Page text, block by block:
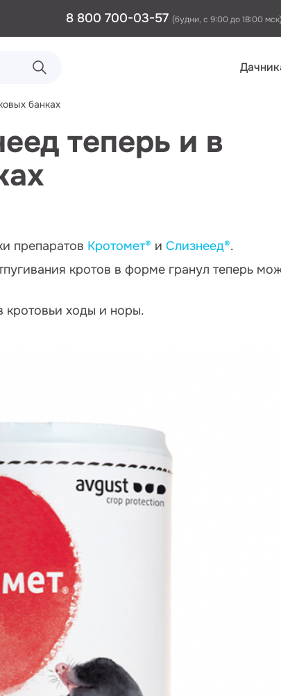
8 800 700-03-57 (будни, с 9:00 до 18:00 мск)
банках
теперь и в
препаратов Кротомет® и Слизнеед®.
кротов в форме гранул теперь
кротовьи ходы и норы.